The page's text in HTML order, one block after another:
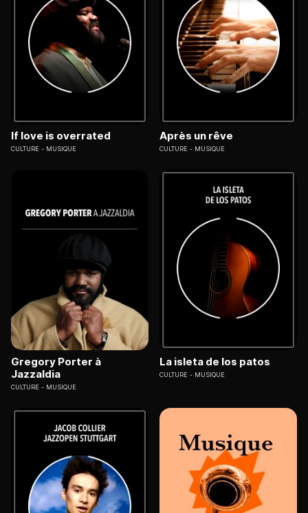
If love is overrated
CULTURE MUSIQUE
Après un rêve
CULTURE MUSIQUE
Gregory Porter à
Jazzaldia
CULTURE MUSIQUE
La isleta de los patos
CULTURE MUSIQUE